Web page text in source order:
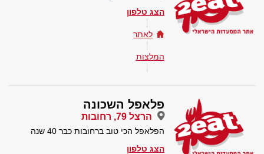
הצג טלפון
לאתר
המלצות
פלאפל השכונה
הרצל 79, רחובות
הפלאפל הכי טוב ברחובות כבר 40 שנה
הצג טלפון